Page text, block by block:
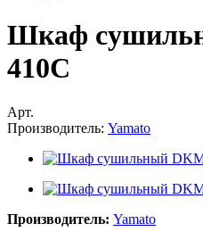
Шкаф
410C
Арт.
Производитель: Yamato
Производитель: Yamato